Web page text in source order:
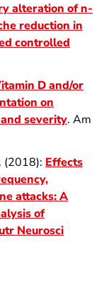
alteration of n-
reduction in
controlled
D and/or
on
severity. Am
(2018): Effects
attacks: A
of
Neurosci